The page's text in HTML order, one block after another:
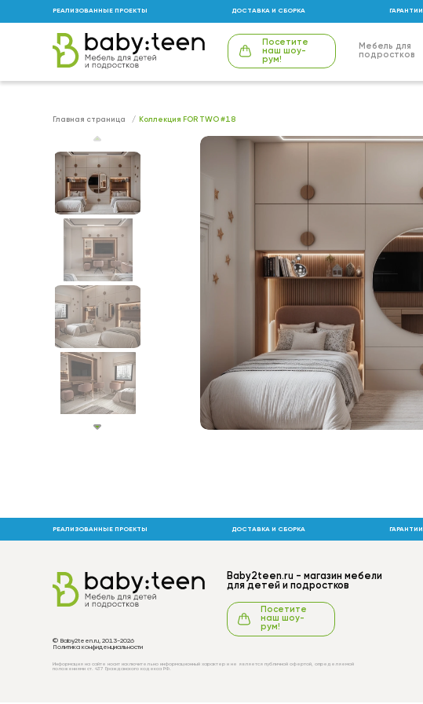
РЕАЛИЗОВАННЫЕ ПРОЕКТЫ ДОСТАВКА И СБОРКА ГАРАНТИИ
Посетите
наш шоу-
рум!
Мебель для
подростков
Главная страница Коллекция FOR TWO #18
РЕАЛИЗОВАННЫЕ ПРОЕКТЫ ДОСТАВКА И СБОРКА ГАРАНТИИ
Baby2teen.ru - магазин мебели
для детей и подростков
Посетите
наш шоу-
рум!
© Baby2teen.ru, 2013-2026
Политика конфиденциальности
Информация на сайте носит исключительно информационный характер и не является публичной офертой, определяемой
положениями ст. 437 Гражданского кодекса РФ.